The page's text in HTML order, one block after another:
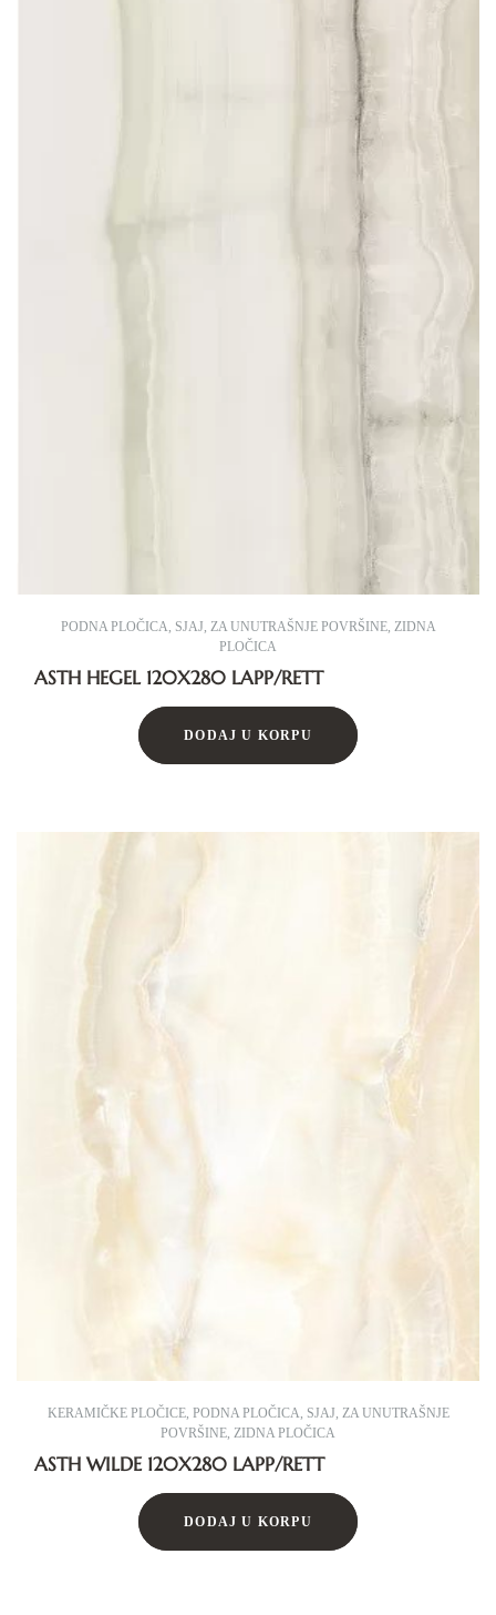
PODNA PLOČICA, SJAJ, ZA UNUTRAŠNJE POVRŠINE, ZIDNA
PLOČICA
ASTH HEGEL 120X280 LAPP/RETT
DODAJ U KORPU
KERAMIČKE PLOČICE, PODNA PLOČICA, SJAJ, ZA UNUTRAŠNJE
POVRŠINE, ZIDNA PLOČICA
ASTH WILDE 120X280 LAPP/RETT
DODAJ U KORPU